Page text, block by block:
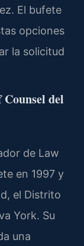
El bufete
opciones
la solicitud
del
de Law
en 1997 y
el Distrito
York. Su
una